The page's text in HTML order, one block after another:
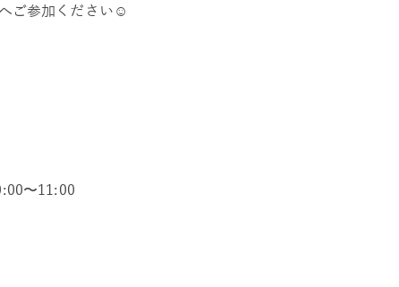
ご参加ください☺️
〜11:00